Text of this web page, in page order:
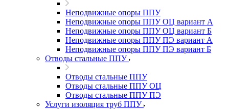
Неподвижные опоры ППУ
Неподвижные опоры ППУ ОЦ вариант А
Неподвижные опоры ППУ ОЦ вариант Б
Неподвижные опоры ППУ ПЭ вариант А
Неподвижные опоры ППУ ПЭ вариант Б
Отводы стальные ППУ
Отводы стальные ППУ
Отводы стальные ППУ ОЦ
Отводы стальные ППУ ПЭ
Услуги изоляция труб ППУ